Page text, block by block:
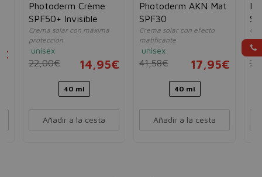
Photoderm Crème
SPF50+ Invisible
Crema solar con máxima
protección
unisex
22,00€ 14,95€
40 ml
Añadir a la cesta
Photoderm AKN Mat
SPF30
Crema solar con efecto
matificante
unisex
41,58€ 17,95€
40 ml
Añadir a la cesta
sol